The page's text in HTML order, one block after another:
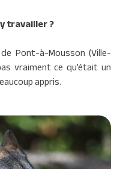
travailler ?
Pont-à-Mousson (Ville-
vraiment ce qu’était un
appris.